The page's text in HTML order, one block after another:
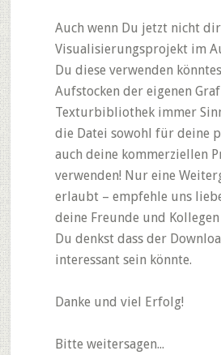
Auch wenn Du jetzt nicht
Visualisierungsprojekt im
Du diese verwenden
Aufstocken der eigenen
Texturbibliothek immer
die Datei sowohl für deine
auch deine kommerziellen
verwenden! Nur eine
erlaubt – empfehle uns
deine Freunde und
Du denkst dass der
interessant sein könnte.
Danke und viel Erfolg!
Bitte weitersagen...